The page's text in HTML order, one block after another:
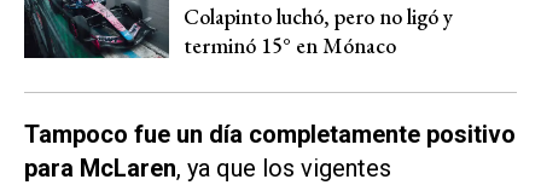
Colapinto luchó, pero no ligó y
terminó 15° en Mónaco
Tampoco fue un día completamente positivo
para McLaren, ya que los vigentes